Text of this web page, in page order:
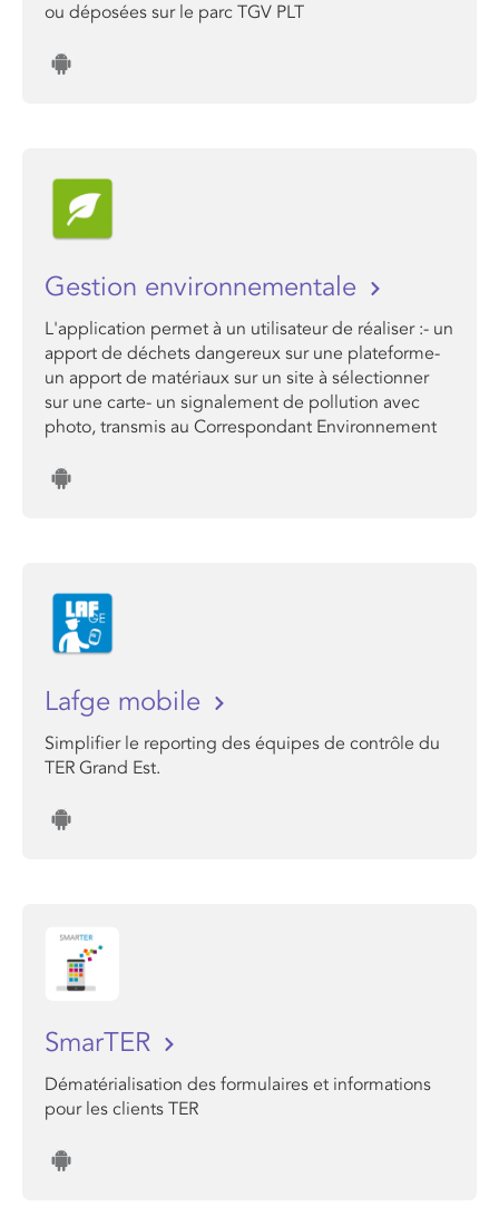
ou déposées sur le parc TGV PLT
Gestion environnementale
L'application permet à un utilisateur de réaliser :- un
apport de déchets dangereux sur une plateforme-
un apport de matériaux sur un site à sélectionner
sur une carte- un signalement de pollution avec
photo, transmis au Correspondant Environnement
Lafge mobile
Simplifier le reporting des équipes de contrôle du
TER Grand Est.
SmarTER
Dématérialisation des formulaires et informations
pour les clients TER